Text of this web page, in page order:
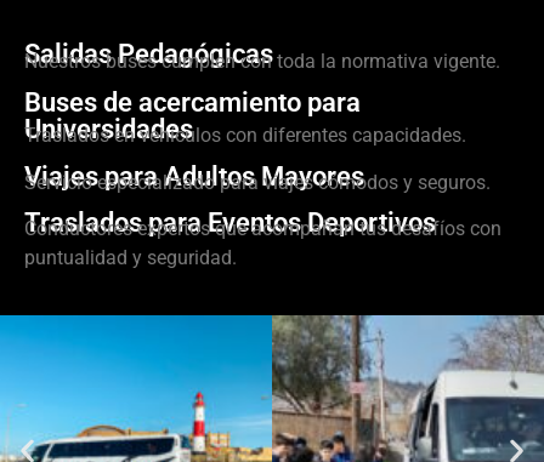
Salidas Pedagógicas
Nuestros buses cumplen con toda la normativa vigente.
Buses de acercamiento para
Universidades
Traslados en vehículos con diferentes capacidades.
Viajes para Adultos Mayores
Servicio especializado para viajes cómodos y seguros.
Traslados para Eventos Deportivos
Conductores expertos que acompañan tus desafíos con
puntualidad y seguridad.